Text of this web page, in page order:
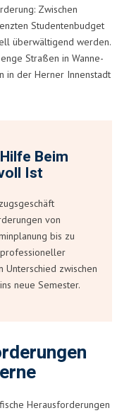
Zwischen
Studentenbudget
überwältigend werden.
Straßen in Wanne-
in der Herner Innenstadt
Beim
Ist
von
bis zu
Unterschied zwischen
neue Semester.
Herausforderungen